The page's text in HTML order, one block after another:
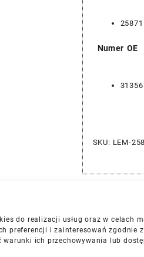
do realizacji usług oraz w celach
preferencji i zainteresowań zgodnie
warunki ich przechowywania lub
Numer OE
SKU: LEM-
i Zwroty